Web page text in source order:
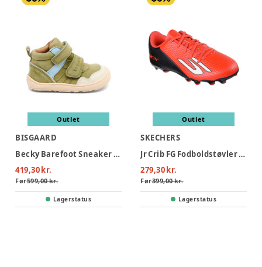
Outlet
BISGAARD
Becky Barefoot Sneaker - Sage
419,30 kr.
Før599,00 kr.
Lagerstatus
Outlet
SKECHERS
Jr Crib FG Fodboldstøvler - Red
279,30 kr.
Før399,00 kr.
Lagerstatus